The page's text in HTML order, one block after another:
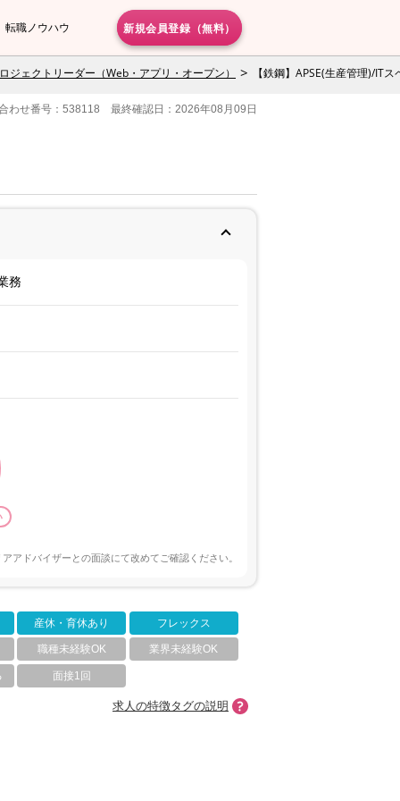
転職ノウハウ 新規会員登録（無料）
ジェクトリーダー（Web・アプリ・オープン） 【鉄鋼】APSE(生産管理)/IT
わせ番号：538118 最終確認日：2026年08月09日
務
アドバイザーとの面談にて改めてご確認ください。
産休・育休あり フレックス
職種未経験OK 業界未経験OK
面接1回
求人の特徴タグの説明